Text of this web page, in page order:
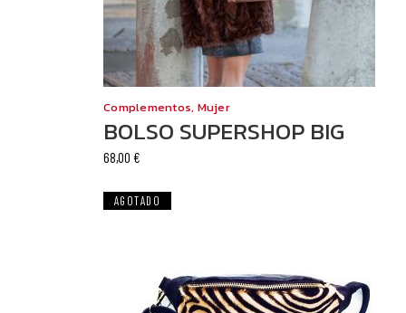
Complementos, Mujer
BOLSO SUPERSHOP BIG
68,00 €
OFERTA
AGOTADO